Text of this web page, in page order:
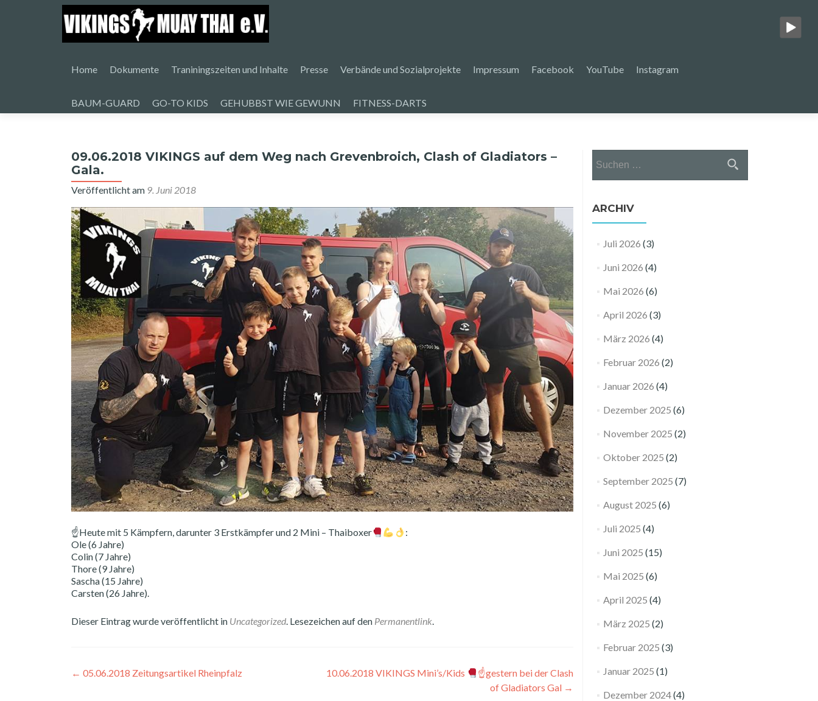
Inhalt
Home Dokumente Traniningszeiten und Inhalte Presse Verbände und Sozialprojekte Impressum Facebook YouTube Instagram
BAUM-GUARD GO-TO KIDS GEHUBBST WIE GEWUNN FITNESS-DARTS
09.06.2018 VIKINGS auf dem Weg nach Grevenbroich, Clash of Gladiators –
Gala.
Veröffentlicht am 9. Juni 2018
☝️Heute mit 5 Kämpfern, darunter 3 Erstkämpfer und 2 Mini – Thaiboxer
:
Ole (6 Jahre)
Colin (7 Jahre)
Thore (9 Jahre)
Sascha (15 Jahre)
Carsten (26 Jahre).
Dieser Eintrag wurde veröffentlicht in Uncategorized. Lesezeichen auf den Permanentlink.
Beitragsnavigation
← 05.06.2018 Zeitungsartikel Rheinpfalz 10.06.2018 VIKINGS Mini’s/Kids ☝gestern bei der Clash
of Gladiators Gal →
nach:
ARCHIV
Juli 2026 (3)
Juni 2026 (4)
Mai 2026 (6)
April 2026 (3)
März 2026 (4)
Februar 2026 (2)
Januar 2026 (4)
Dezember 2025 (6)
November 2025 (2)
Oktober 2025 (2)
September 2025 (7)
August 2025 (6)
Juli 2025 (4)
Juni 2025 (15)
Mai 2025 (6)
April 2025 (4)
März 2025 (2)
Februar 2025 (3)
Januar 2025 (1)
Dezember 2024(4)